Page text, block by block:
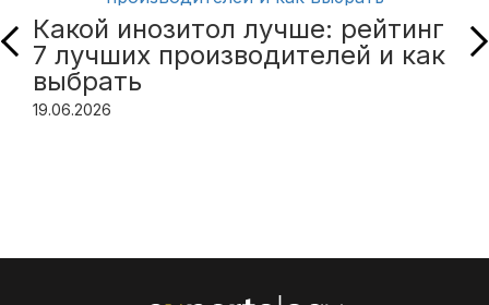
Какой инозитол лучше: рейтинг
7 лучших производителей и как
выбрать
19.06.2026